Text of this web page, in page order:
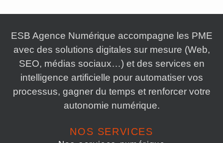
ESB Agence Numérique accompagne les PME
avec des solutions digitales sur mesure (Web,
SEO, médias sociaux…) et des services en
intelligence artificielle pour automatiser vos
processus, gagner du temps et renforcer votre
autonomie numérique.
NOS SERVICES